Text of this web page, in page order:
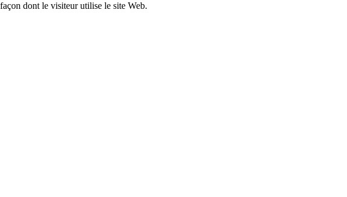
dont le visiteur utilise le site Web.